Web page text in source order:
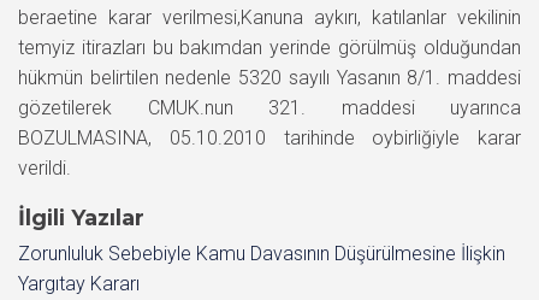
beraetine karar verilmesi,Kanuna aykırı, katılanlar vekilinin
temyiz itirazları bu bakımdan yerinde görülmüş olduğundan
hükmün belirtilen nedenle 5320 sayılı Yasanın 8/1. maddesi
gözetilerek CMUK.nun 321. maddesi uyarınca
BOZULMASINA, 05.10.2010 tarihinde oybirliğiyle karar
verildi.
İlgili Yazılar
Zorunluluk Sebebiyle Kamu Davasının Düşürülmesine İlişkin
Yargıtay Kararı